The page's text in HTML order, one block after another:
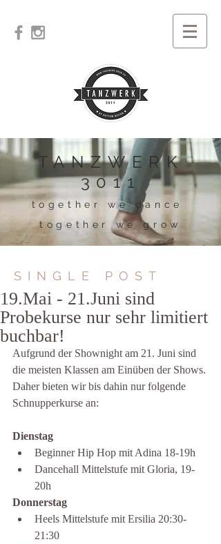
TANZWERK
3011
together we dance
together we grow
SINGLE POST
19.Mai - 21.Juni sind
Probekurse nur sehr limitiert
buchbar!
Aufgrund der Shownight am 21. Juni sind
die meisten Klassen am Einüben der Shows.
Daher bieten wir bis dahin nur folgende
Schnupperkurse an:
Dienstag
Beginner Hip Hop mit Adina 18-19h
Dancehall Mittelstufe mit Gloria, 19-
20h
Donnerstag
Heels Mittelstufe mit Ersilia 20:30-
21:30